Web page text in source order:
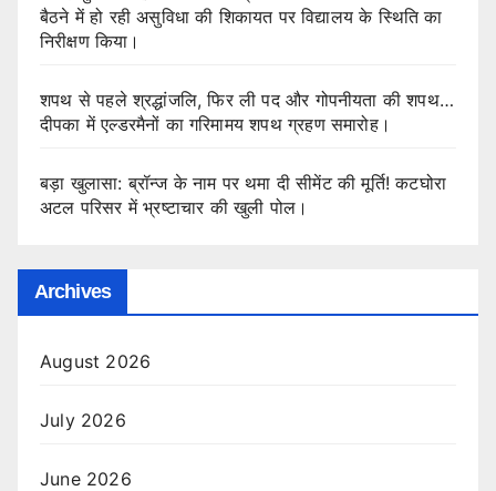
बैठने में हो रही असुविधा की शिकायत पर विद्यालय के स्थिति का
निरीक्षण किया।
शपथ से पहले श्रद्धांजलि, फिर ली पद और गोपनीयता की शपथ…
दीपका में एल्डरमैनों का गरिमामय शपथ ग्रहण समारोह।
बड़ा खुलासा: ब्रॉन्ज के नाम पर थमा दी सीमेंट की मूर्ति! कटघोरा
अटल परिसर में भ्रष्टाचार की खुली पोल।
Archives
August 2026
July 2026
June 2026